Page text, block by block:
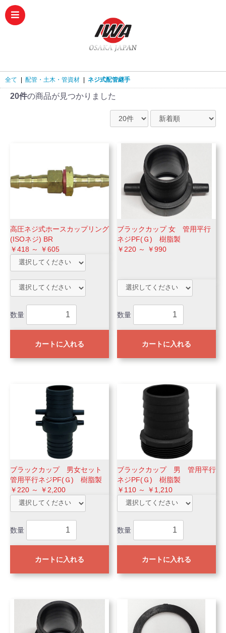
全て | 配管・土木・管資材 | ネジ式配管継手
20件の商品が見つかりました
高圧ネジ式ホースカップリング
(ISOネジ) BR
￥418 ～ ￥605
数量
カートに入れる
ブラックカップ 女 管用平行
ネジPF(Ｇ) 樹脂製
￥220 ～ ￥990
数量
カートに入れる
ブラックカップ 男女セット
管用平行ネジPF(Ｇ) 樹脂製
￥220 ～ ￥2,200
数量
カートに入れる
ブラックカップ 男 管用平行
ネジPF(Ｇ) 樹脂製
￥110 ～ ￥1,210
数量
カートに入れる